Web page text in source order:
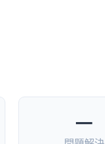
—